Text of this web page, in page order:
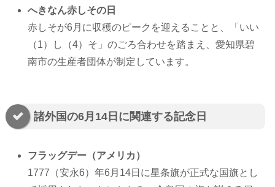
へきなん赤しその日
赤しそが6月に収穫のピークを迎えることと、「いい
（1）し（4）そ」のごろ合わせを踏まえ、愛知県碧
南市の生産者団体が制定しています。
諸外国の6月14日に関連する記念日
フラッグデー（アメリカ）
1777（安永6）年6月14日に星条旗が正式な国旗とし